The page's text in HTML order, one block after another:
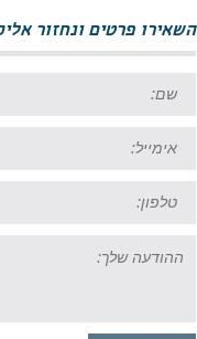
השאירו פרטים ונחזור
שלך: